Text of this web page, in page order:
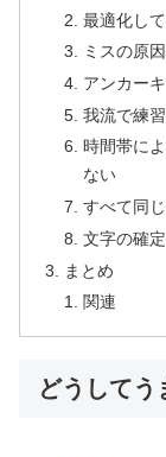
最適化し
ミスの原
アンカー
我流で練
時間帯に
ない
すべて同
文字の確
まとめ
関連
どうしてう